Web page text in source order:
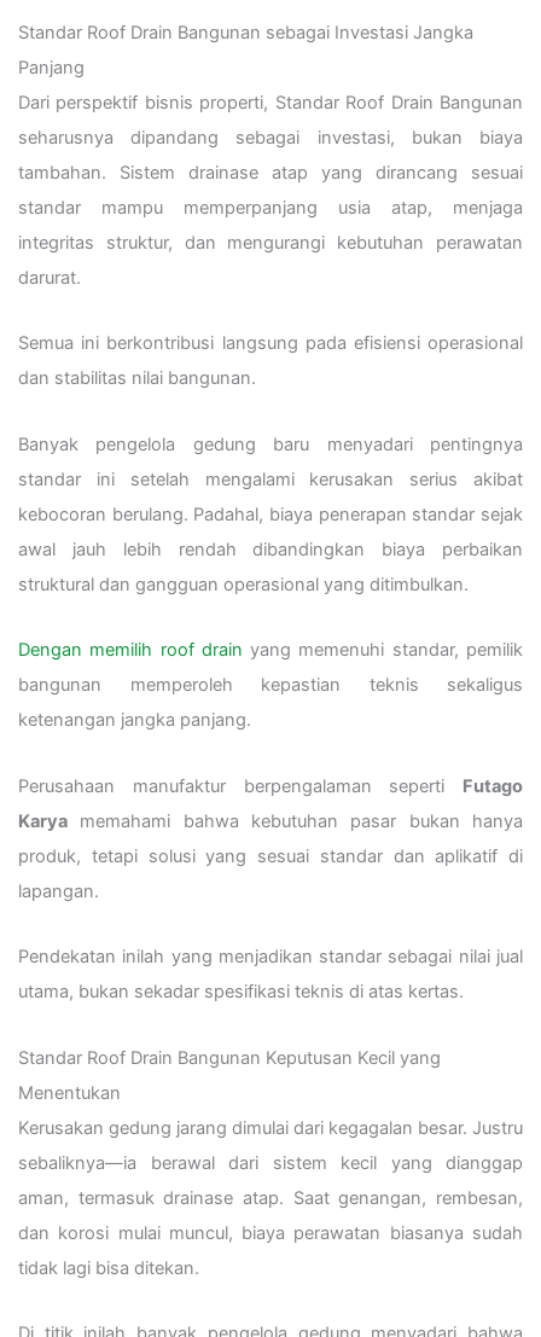
Standar Roof Drain Bangunan sebagai Investasi Jangka
Panjang
Dari perspektif bisnis properti, Standar Roof Drain Bangunan
seharusnya dipandang sebagai investasi, bukan biaya
tambahan. Sistem drainase atap yang dirancang sesuai
standar mampu memperpanjang usia atap, menjaga
integritas struktur, dan mengurangi kebutuhan perawatan
darurat.
Semua ini berkontribusi langsung pada efisiensi operasional
dan stabilitas nilai bangunan.
Banyak pengelola gedung baru menyadari pentingnya
standar ini setelah mengalami kerusakan serius akibat
kebocoran berulang. Padahal, biaya penerapan standar sejak
awal jauh lebih rendah dibandingkan biaya perbaikan
struktural dan gangguan operasional yang ditimbulkan.
Dengan memilih roof drain yang memenuhi standar, pemilik
bangunan memperoleh kepastian teknis sekaligus
ketenangan jangka panjang.
Perusahaan manufaktur berpengalaman seperti Futago
Karya memahami bahwa kebutuhan pasar bukan hanya
produk, tetapi solusi yang sesuai standar dan aplikatif di
lapangan.
Pendekatan inilah yang menjadikan standar sebagai nilai jual
utama, bukan sekadar spesifikasi teknis di atas kertas.
Standar Roof Drain Bangunan Keputusan Kecil yang
Menentukan
Kerusakan gedung jarang dimulai dari kegagalan besar. Justru
sebaliknya—ia berawal dari sistem kecil yang dianggap
aman, termasuk drainase atap. Saat genangan, rembesan,
dan korosi mulai muncul, biaya perawatan biasanya sudah
tidak lagi bisa ditekan.